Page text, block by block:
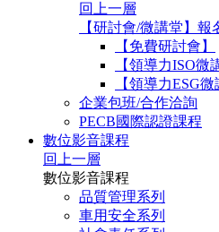
回上一層
【研討會/微講堂】報
【免費研討會】
【領導力ISO微
【領導力ESG微
企業包班/合作洽詢
PECB國際認證課程
數位影音課程
回上一層
數位影音課程
品質管理系列
車用安全系列